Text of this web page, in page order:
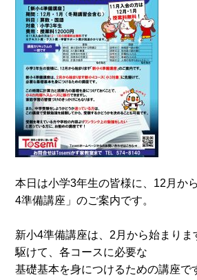
本日は小学3年生の皆様に、12月か
4準備講座」のご案内です。
新小4準備講座は、2月から始まり
駆けて、各コースに必要な
基礎基本を身につけるための講座で